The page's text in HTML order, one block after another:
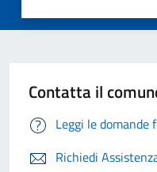
Contatta il
Leggi le domande
Richiedi